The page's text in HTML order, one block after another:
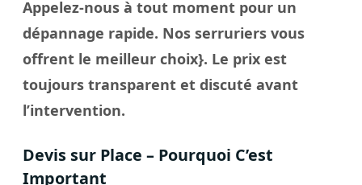
Appelez-nous à tout moment pour un
dépannage rapide. Nos serruriers vous
offrent le meilleur choix}. Le prix est
toujours transparent et discuté avant
l’intervention.
Devis sur Place – Pourquoi C’est
Important